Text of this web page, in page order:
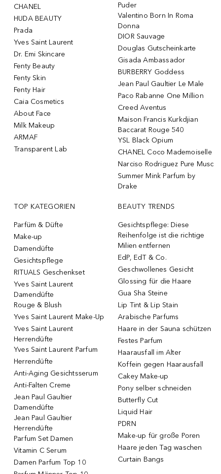
CHANEL
HUDA BEAUTY
Prada
Yves Saint Laurent
Dr. Emi Skincare
Fenty Beauty
Fenty Skin
Fenty Hair
Caia Cosmetics
About Face
Milk Makeup
ARMAF
Transparent Lab
Puder
Valentino Born In Roma
Donna
DIOR Sauvage
Douglas Gutscheinkarte
Gisada Ambassador
BURBERRY Goddess
Jean Paul Gaultier Le Male
Paco Rabanne One Million
Creed Aventus
Maison Francis Kurkdjian
Baccarat Rouge 540
YSL Black Opium
CHANEL Coco Mademoiselle
Narciso Rodriguez Pure Musc
Summer Mink Parfum by
Drake
TOP KATEGORIEN
Parfüm & Düfte
Make-up
Damendüfte
Gesichtspflege
RITUALS Geschenkset
Yves Saint Laurent
Damendüfte
Rouge & Blush
Yves Saint Laurent Make-Up
Yves Saint Laurent
Herrendüfte
Yves Saint Laurent Parfum
Herrendüfte
Anti-Aging Gesichtsserum
Anti-Falten Creme
Jean Paul Gaultier
Damendüfte
Jean Paul Gaultier
Herrendüfte
Parfum Set Damen
Vitamin C Serum
Damen Parfum Top 10
BEAUTY TRENDS
Gesichtspflege: Diese
Reihenfolge ist die richtige
Milien entfernen
EdP, EdT & Co.
Geschwollenes Gesicht
Glossing für die Haare
Gua Sha Steine
Lip Tint & Lip Stain
Arabische Parfums
Haare in der Sauna schützen
Festes Parfum
Haarausfall im Alter
Koffein gegen Haarausfall
Cakey Make-up
Pony selber schneiden
Butterfly Cut
Liquid Hair
PDRN
Make-up für große Poren
Haare jeden Tag waschen
Curtain Bangs